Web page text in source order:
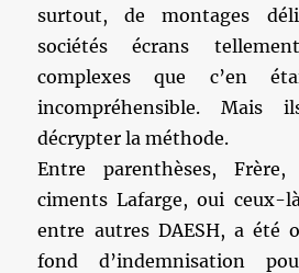
surtout, de montages
sociétés écrans
complexes que c’en
incompréhensible.
décrypter la méthode.
Entre parenthèses,
ciments Lafarge, oui ceux-
entre autres DAESH, a été
fond d’indemnisation